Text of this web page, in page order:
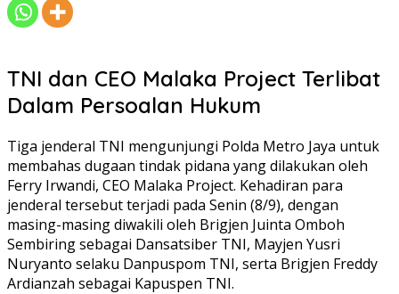
TNI dan CEO Malaka Project Terlibat
Dalam Persoalan Hukum
Tiga jenderal TNI mengunjungi Polda Metro Jaya untuk
membahas dugaan tindak pidana yang dilakukan oleh
Ferry Irwandi, CEO Malaka Project. Kehadiran para
jenderal tersebut terjadi pada Senin (8/9), dengan
masing-masing diwakili oleh Brigjen Juinta Omboh
Sembiring sebagai Dansatsiber TNI, Mayjen Yusri
Nuryanto selaku Danpuspom TNI, serta Brigjen Freddy
Ardianzah sebagai Kapuspen TNI.